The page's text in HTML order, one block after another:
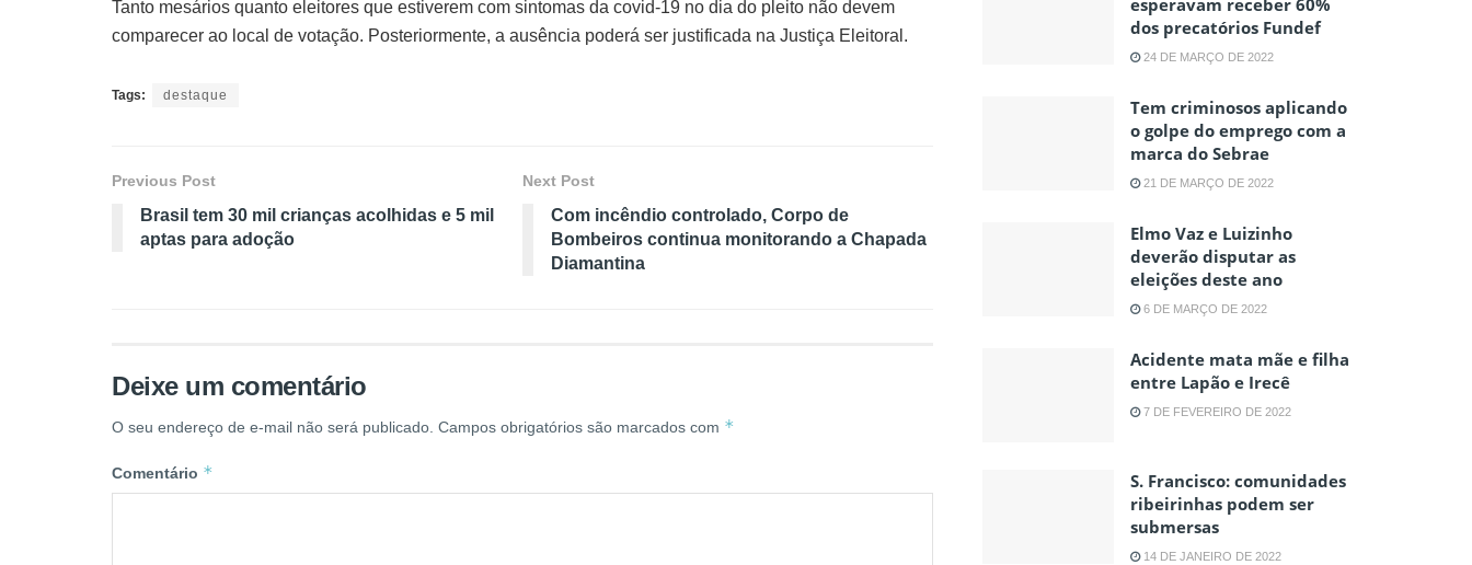
Tanto mesários quanto eleitores que estiverem com sintomas da covid-19 no dia do pleito não devem
comparecer ao local de votação. Posteriormente, a ausência poderá ser justificada na Justiça Eleitoral.
Tags: destaque
Previous Post
Brasil tem 30 mil crianças acolhidas e 5 mil
aptas para adoção
Next Post
Com incêndio controlado, Corpo de
Bombeiros continua monitorando a Chapada
Diamantina
Deixe um comentário
O seu endereço de e-mail não será publicado. Campos obrigatórios são marcados com *
Comentário *
esperavam receber 60%
dos precatórios Fundef
24 DE MARÇO DE 2022
Tem criminosos aplicando
o golpe do emprego com a
marca do Sebrae
21 DE MARÇO DE 2022
Elmo Vaz e Luizinho
deverão disputar as
eleições deste ano
6 DE MARÇO DE 2022
Acidente mata mãe e filha
entre Lapão e Irecê
7 DE FEVEREIRO DE 2022
S. Francisco: comunidades
ribeirinhas podem ser
submersas
14 DE JANEIRO DE 2022